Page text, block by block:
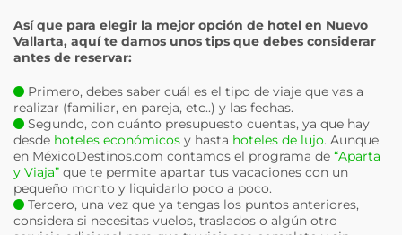
Así que para elegir la mejor opción de hotel en Nuevo
Vallarta, aquí te damos unos tips que debes considerar
antes de reservar:
Primero, debes saber cuál es el tipo de viaje que vas a
realizar (familiar, en pareja, etc..) y las fechas.
Segundo, con cuánto presupuesto cuentas, ya que hay
desde hoteles económicos y hasta hoteles de lujo. Aunque
en MéxicoDestinos.com contamos el programa de “Aparta
y Viaja” que te permite apartar tus vacaciones con un
pequeño monto y liquidarlo poco a poco.
Tercero, una vez que ya tengas los puntos anteriores,
considera si necesitas vuelos, traslados o algún otro